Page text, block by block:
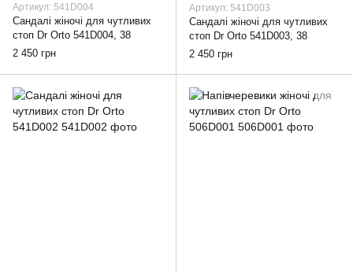
Артикул: 541D004
Cандалі жіночі для чутливих
стоп Dr Orto 541D004, 38
2 450 грн
Артикул: 541D003
Cандалі жіночі для чутливих
стоп Dr Orto 541D003, 38
2 450 грн